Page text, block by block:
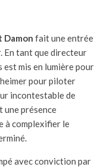
Damon fait une entrée
En tant que directeur
est mis en lumière pour
pour piloter
incontestable de
une présence
à complexifier le
avec conviction par